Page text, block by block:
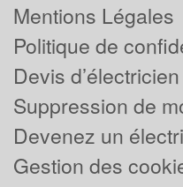
Mentions Légales
Politique de
Devis
Suppression de
Devenez un
Gestion des